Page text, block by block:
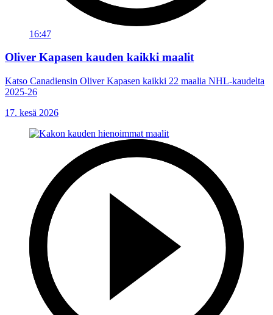
16:47
Oliver Kapasen kauden kaikki maalit
Katso Canadiensin Oliver Kapasen kaikki 22 maalia NHL-kaudelta
2025-26
17. kesä 2026